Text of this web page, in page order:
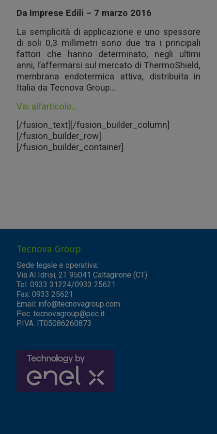
Da Imprese Edili – 7 marzo 2016
La semplicità di applicazione e uno spessore
di soli 0,3 millimetri sono due tra i principali
fattori che hanno determinato, negli ultimi
anni, l’affermarsi sul mercato di ThermoShield,
membrana endotermica attiva, distribuita in
Italia da Tecnova Group…
Vai all’articolo…
[/fusion_text][/fusion_builder_column]
[/fusion_builder_row]
[/fusion_builder_container]
Tecnova Group
Sede legale e operativa:
Via Al Idrisi, 2T 95041 Caltagirone (CT)
Tel. 0933 31224/0933 25621
Fax: 0933 25621
Email: info@tecnovagroup.com
Pec: tecnovagroup@pec.it
P.IVA: IT05086260873